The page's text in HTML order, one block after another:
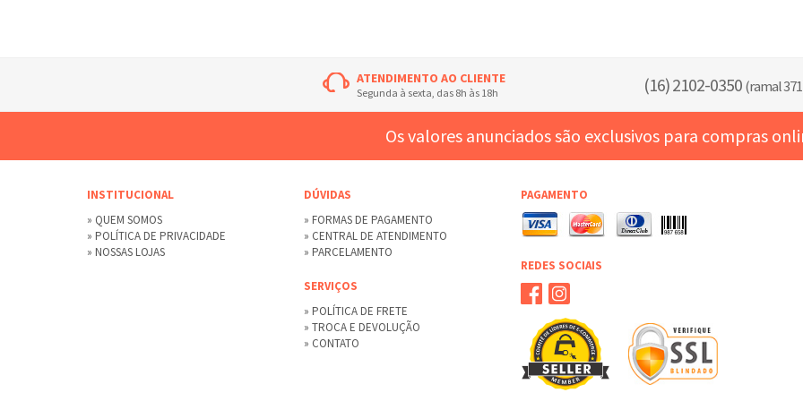
ATENDIMENTO AO CLIENTE
Segunda à sexta, das 8h às 18h (16) 2102-0350(ramal
Os valores anunciados são exclusivos para compras
INSTITUCIONAL
» QUEM SOMOS
» POLÍTICA DE PRIVACIDADE
» NOSSAS LOJAS
DÚVIDAS
» FORMAS DE PAGAMENTO
» CENTRAL DE ATENDIMENTO
» PARCELAMENTO
SERVIÇOS
» POLÍTICA DE FRETE
» TROCA E DEVOLUÇÃO
» CONTATO
PAGAMENTO
REDES SOCIAIS